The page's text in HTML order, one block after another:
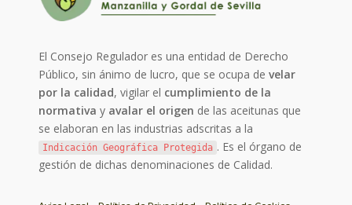
El Consejo Regulador es una entidad de Derecho
Público, sin ánimo de lucro, que se ocupa develar
por la calidad, vigilar el cumplimiento de la
normativa y avalar el origen de las aceitunas que
se elaboran en las industrias adscritas a la
Indicación Geográfica Protegida . Es el órgano de
gestión de dichas denominaciones de Calidad.